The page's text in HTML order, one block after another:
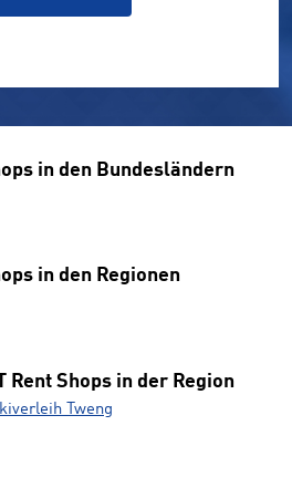
in den Bundesländern
in den Regionen
Rent Shops in der Region
Tweng